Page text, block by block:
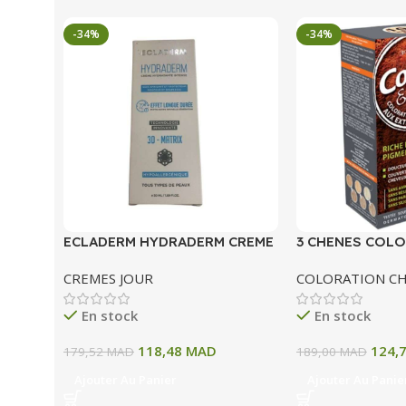
-34%
ECLADERM HYDRADERM CREME
ML
CREMES JOUR
En stock
179,52MAD 118,48 MAD
-34%
3 CHENES
A BLOND CLAIR
COLORATION
En stock
189,00MAD